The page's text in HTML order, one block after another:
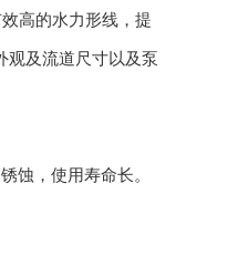
效高的水力形线，提
观及流道尺寸以及泵
蚀，使用寿命长。